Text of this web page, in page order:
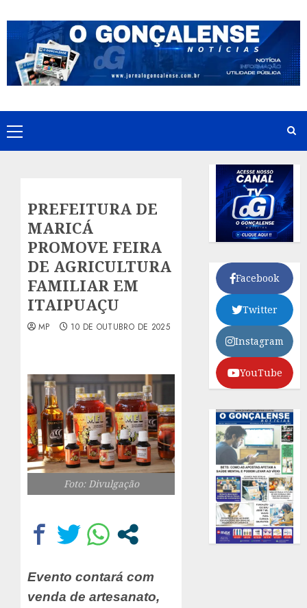
to
content
Primary
Menu
PREFEITURA DE
MARICÁ
PROMOVE FEIRA
DE AGRICULTURA
FAMILIAR EM
ITAIPUAÇU
MP 10 DE OUTUBRO DE 2025
Foto: Divulgação
Evento contará com
venda de artesanato,
Facebook
Twitter
Instagram
YouTube